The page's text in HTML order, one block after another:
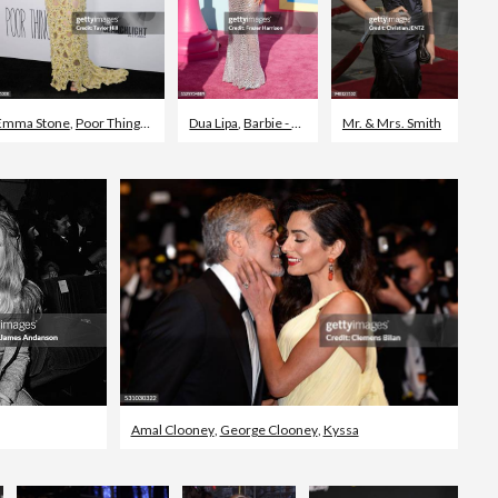
Stone, Poor Things - Film från 2023 ,Staden New York
Dua Lipa,Barbie - Film från 2023 ,Röda mattan-
Mr. & Mrs. Smith
Amal Clooney, George Clooney, Kyssa